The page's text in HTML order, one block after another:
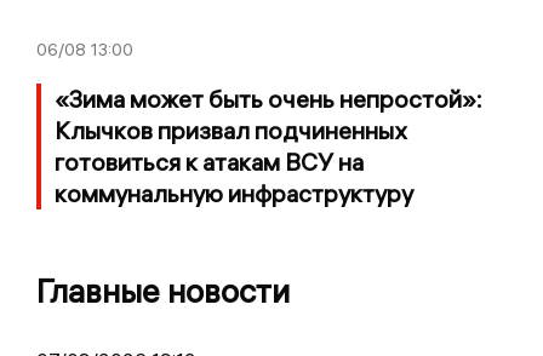
06/08 13:00
«Зима может быть очень непростой»:
Клычков призвал подчиненных
готовиться к атакам ВСУ на
коммунальную инфраструктуру
Главные новости